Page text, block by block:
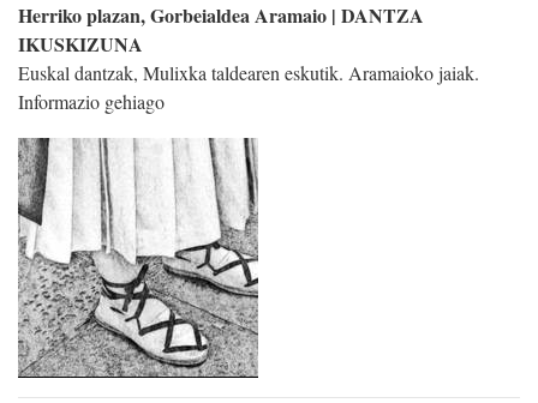
Herriko plazan, Gorbeialdea Aramaio | DANTZA
IKUSKIZUNA
Euskal dantzak, Mulixka taldearen eskutik. Aramaioko jaiak.
Informazio gehiago